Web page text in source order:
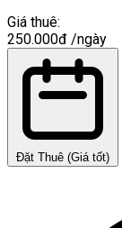
Giá thuê:
250.000đ /ngày
Đặt Thuê (Giá tốt)